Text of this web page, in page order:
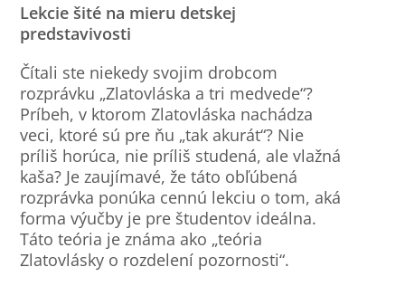
Lekcie šité na mieru detskej
predstavivosti
Čítali ste niekedy svojim drobcom
rozprávku „Zlatovláska a tri medvede“?
Príbeh, v ktorom Zlatovláska nachádza
veci, ktoré sú pre ňu „tak akurát“? Nie
príliš horúca, nie príliš studená, ale vlažná
kaša? Je zaujímavé, že táto obľúbená
rozprávka ponúka cennú lekciu o tom, aká
forma výučby je pre študentov ideálna.
Táto teória je známa ako „teória
Zlatovlásky o rozdelení pozornosti“.